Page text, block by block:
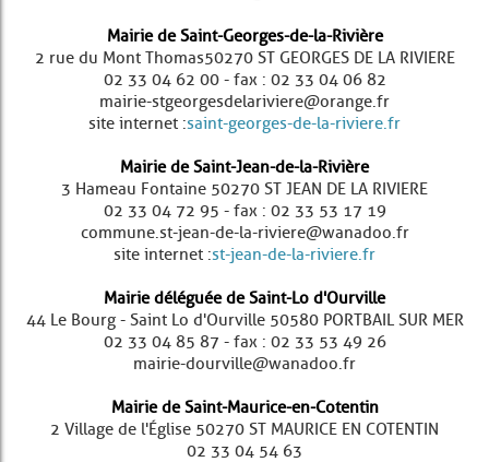
Mairie de Saint-Georges-de-la-Rivière
2 rue du Mont Thomas 50270 ST GEORGES DE LA RIVIERE
02 33 04 62 00 - fax : 02 33 04 06 82
mairie-stgeorgesdelariviere@orange.fr
site internet :saint-georges-de-la-riviere.fr
Mairie de Saint-Jean-de-la-Rivière
3 Hameau Fontaine 50270 ST JEAN DE LA RIVIERE
02 33 04 72 95 - fax : 02 33 53 17 19
commune.st-jean-de-la-riviere@wanadoo.fr
site internet :st-jean-de-la-riviere.fr
Mairie déléguée de Saint-Lo d'Ourville
44 Le Bourg - Saint Lo d'Ourville 50580 PORTBAIL SUR MER
02 33 04 85 87 - fax : 02 33 53 49 26
mairie-dourville@wanadoo.fr
Mairie de Saint-Maurice-en-Cotentin
2 Village de l'Église 50270 ST MAURICE EN COTENTIN
02 33 04 54 63